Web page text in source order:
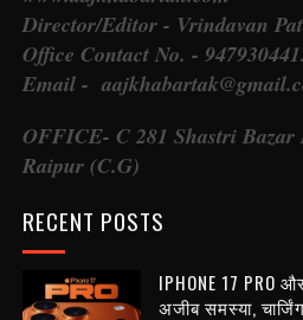
Director/Editor - Vrindavan
Office Contact No. -
Email -
OFFICE- C 281 Shastri Bazar
Raipur (C.G)
RECENT POSTS
IPHONE 17 PRO
अजीब समस्या,